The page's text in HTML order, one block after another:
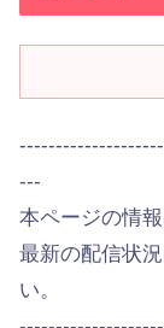
---
本ページの情
最新の配信状
い。